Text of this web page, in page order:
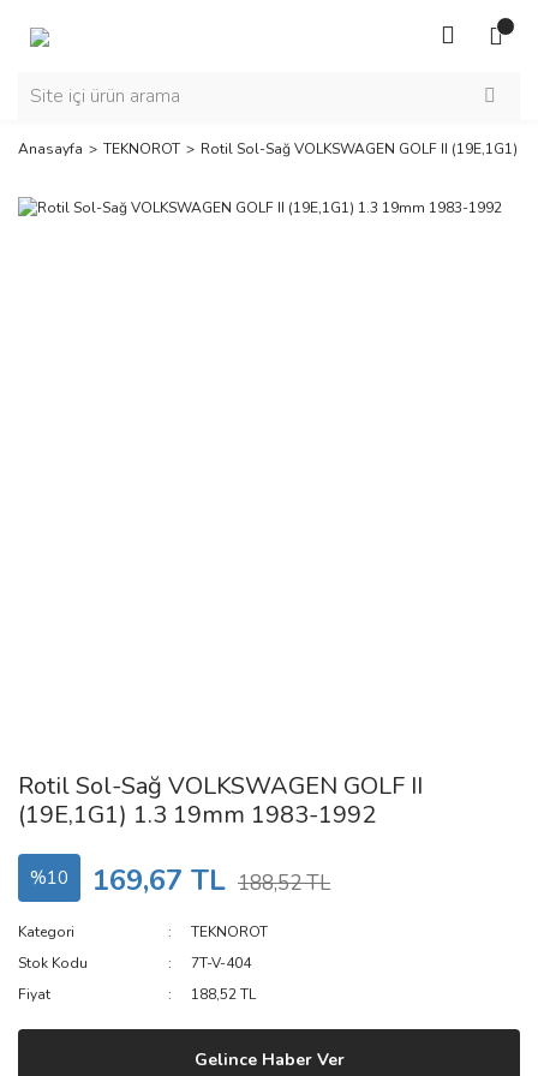
Anasayfa TEKNOROT Rotil Sol-Sağ VOLKSWAGEN GOLF II (19E,1G1)
Rotil Sol-Sağ VOLKSWAGEN GOLF II
(19E,1G1) 1.3 19mm 1983-1992
%10 169,67 TL 188,52 TL
Kategori
TEKNOROT
Stok Kodu
7T-V-404
Fiyat
188,52 TL
Gelince Haber Ver